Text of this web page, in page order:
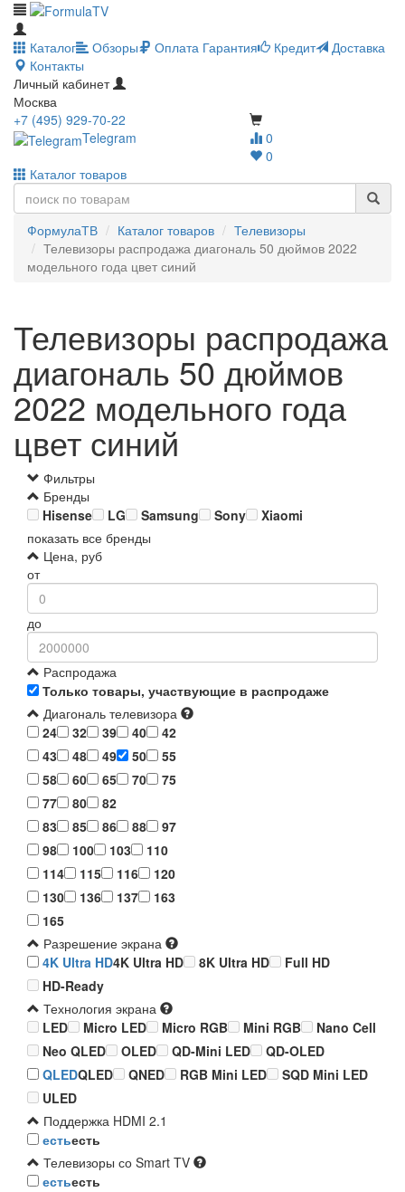
Каталог Обзоры Оплата Гарантия Кредит
Доставка
Контакты
Личный кабинет
Москва
0
0
+7 (495) 929-70-22
Telegram
Каталог товаров
ФормулаТВ Каталог товаров
Телевизоры
Телевизоры распродажа диагональ 50 дюймов 2022
модельного года цвет синий
Телевизоры распродажа
диагональ 50 дюймов
2022 модельного года
цвет синий
Фильтры
Бренды
Hisense
LG Samsung Sony
Xiaomi
показать все бренды
Цена, руб
от
до
Распродажа
Только товары, участвующие в распродаже
Диагональ телевизора
24
32 39 40
42
43
48 49 50
55
58
60 65 70
75
77
80
82
83
85 86 88
97
98
100 103
110
114
115 116
120
130
136 137
163
165
Разрешение экрана
4K Ultra HD4K Ultra HD 8K Ultra HD
Full HD
HD-Ready
Технология экрана
LED
Micro LED Micro RGB Mini RGB
Nano Cell
Neo QLED
OLED QD-Mini LED
QD-OLED
QLEDQLED QNED RGB Mini LED
SQD Mini LED
ULED
Поддержка HDMI 2.1
естьесть
Телевизоры со Smart TV
естьесть